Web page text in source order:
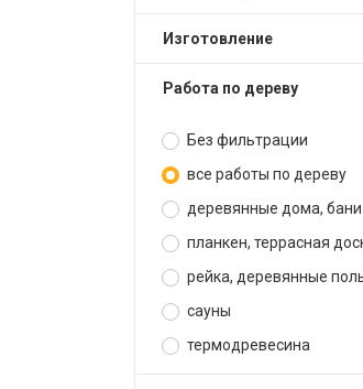
изготовление
работа по дереву
Без фильтрации
все работы по дереву
деревянные дома, бани
планкен, террасная
рейка, деревянные
сауны
термодревесина